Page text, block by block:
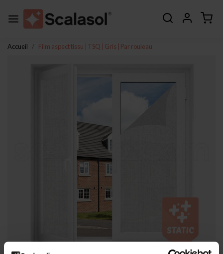
Accueil Film aspect tissu | TSQ | Gris | Par rouleau